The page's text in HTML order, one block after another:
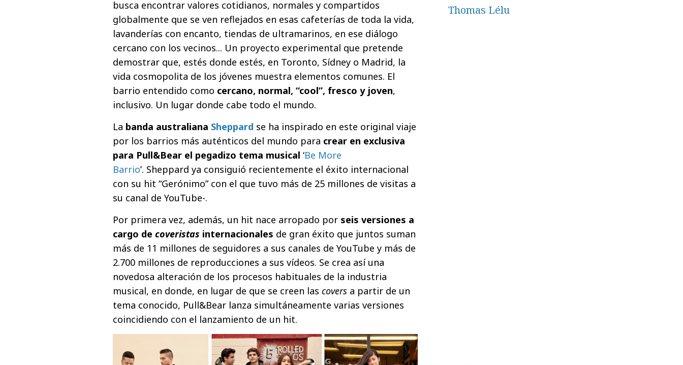
busca encontrar valores cotidianos, normales y compartidos
globalmente que se ven reflejados en esas cafeterías de toda la vida,
lavanderías con encanto, tiendas de ultramarinos, en ese diálogo
cercano con los vecinos... Un proyecto experimental que pretende
demostrar que, estés donde estés, en Toronto, Sídney o Madrid, la
vida cosmopolita de los jóvenes muestra elementos comunes. El
barrio entendido como cercano, normal, “cool”, fresco y joven,
inclusivo. Un lugar donde cabe todo el mundo.
La banda australiana Sheppard se ha inspirado en este original viaje
por los barrios más auténticos del mundo para crear en exclusiva
para Pull&Bear el pegadizo tema musical ‘Be More
Barrio’. Sheppard ya consiguió recientemente el éxito internacional
con su hit “Gerónimo” con el que tuvo más de 25 millones de visitas a
su canal de YouTube-.
Por primera vez, además, un hit nace arropado por seis versiones a
cargo de coveristas internacionales de gran éxito que juntos suman
más de 11 millones de seguidores a sus canales de YouTube y más de
2.700 millones de reproducciones a sus vídeos. Se crea así una
novedosa alteración de los procesos habituales de la industria
musical, en donde, en lugar de que se creen las covers a partir de un
tema conocido, Pull&Bear lanza simultáneamente varias versiones
coincidiendo con el lanzamiento de un hit.
Thomas Lélu